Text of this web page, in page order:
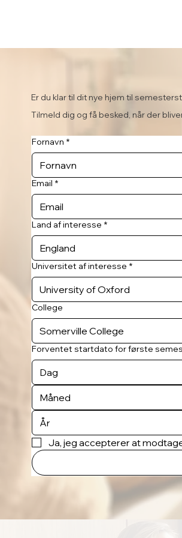
Er du klar til dit nye hjem til
Tilmeld dig og få besked, når der
Fornavn *
Email *
Land af interesse *
Universitet af interesse *
College
Forventet startdato for første
Måned
Ja, jeg accepterer at